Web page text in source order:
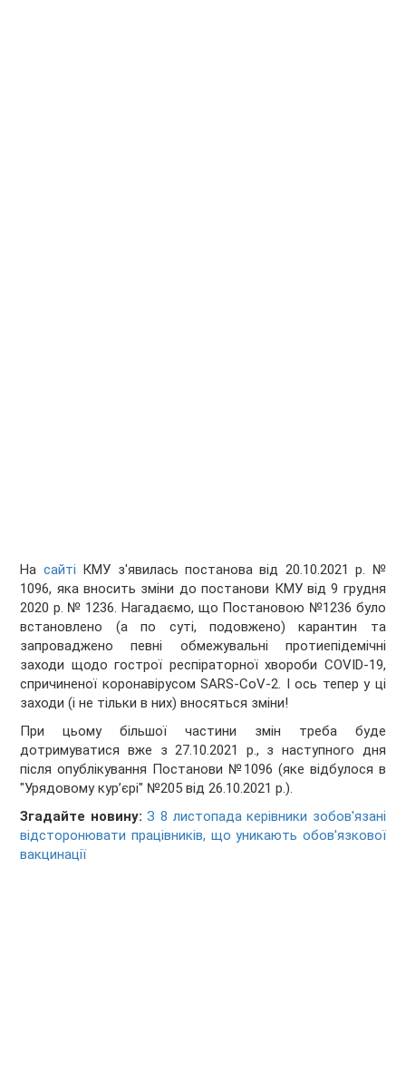
На сайті КМУ з'явилась постанова від 20.10.2021 р. №
1096, яка вносить зміни до постанови КМУ від 9 грудня
2020 р. № 1236. Нагадаємо, що Постановою №1236 було
встановлено (а по суті, подовжено) карантин та
запроваджено певні обмежувальні протиепідемічні
заходи щодо гострої респіраторної хвороби COVID-19,
спричиненої коронавірусом SARS-CoV-2. І ось тепер у ці
заходи (і не тільки в них) вносяться зміни!
При цьому більшої частини змін треба буде
дотримуватися вже з 27.10.2021 р., з наступного дня
після опублікування Постанови №1096 (яке відбулося в
"Урядовому кур’єрі" №205 від 26.10.2021 р.).
Згадайте новину: З 8 листопада керівники зобов'язані
відсторонювати працівників, що уникають обов'язкової
вакцинації